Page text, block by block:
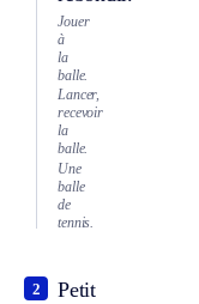
Jouer
à
la
balle.
Lancer,
recevoir
la
balle.
Une
balle
de
tennis.
Petit
2